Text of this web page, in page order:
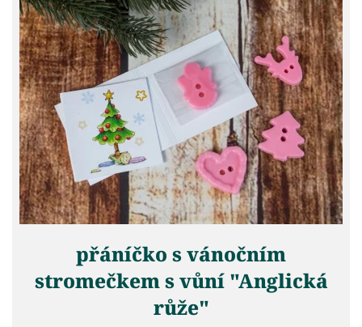
přáníčko s vánočním
stromečkem s vůní "Anglická
růže"